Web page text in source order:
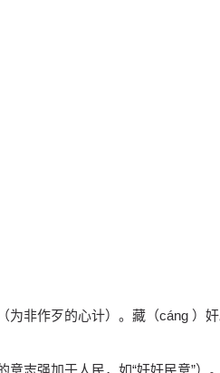
非作歹的心计）。藏（cáng ）奸
志强加于人民，如“奸奸民意”）。